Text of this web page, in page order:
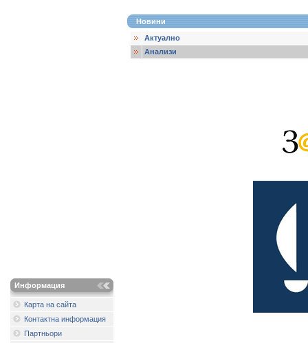
Информация
Карта на сайта
Контактна информация
Партньори
Новини
Актуално
Анализи